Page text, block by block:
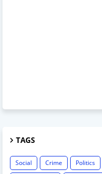
TAGS
Social Crime Politics